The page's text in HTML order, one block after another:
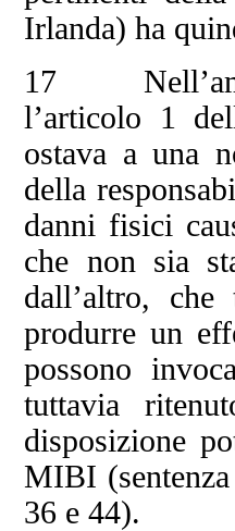
Irlanda) ha
17
l’articolo 1
ostava a una
della
danni fisici
che non sia
dall’altro,
produrre un
possono
tuttavia
disposizione
MIBI
36 e 44).